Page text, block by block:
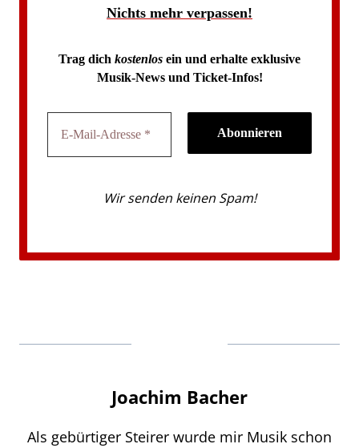
Nichts mehr verpassen!
Trag dich kostenlos ein und erhalte exklusive
Musik-News und Ticket-Infos!
Wir senden keinen Spam!
Joachim Bacher
Als gebürtiger Steirer wurde mir Musik schon